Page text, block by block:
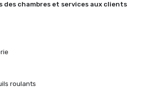
des chambres et services aux clients
roulants